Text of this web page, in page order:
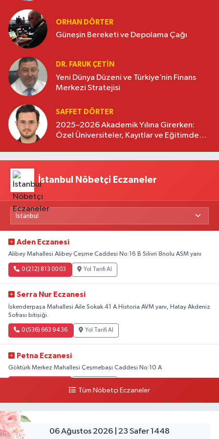
ORHAN DÖRTER
Güneşin Bereketi ve Depolama Çağı
DR. FARUK ÇETİN
Yeni Dünya Düzeni ve Türkiye’nin Finans
Merkezi Stratejisi
SAFFET DÖRTER
2025–2026 Akademik Yılına Girerken:
Özel Üniversiteler, Kayıtlar ve Eğitimde
İstanbul Nöbetçi Eczaneler
Aden Eczanesi
Alibey Mahallesi Alibey Çeşme Caddesi No:16 B Silivri 8nolu ASM yanı
0 (212) 813 00 03 Yol Tarifi Al
Serra Nur Eczanesi
İskenderpaşa Mahallesi Aile Sokak 41 A Historia AVM yanı, Hatay Akdeniz
Sofrası bitişiği.
0 (536) 663 94 36 Yol Tarifi Al
Petna Eczanesi
Göktürk Merkez Mahallesi Çeşmebaşı Caddesi No:10 A
Karlıktepe Mahallesi Soğanlık Caddesi No:34 A
0 (216) 504 24 53 Yol Tarifi Al
Tüm Nöbetçi Eczaneler
06 Ağustos 2026 | 23 Safer 1448